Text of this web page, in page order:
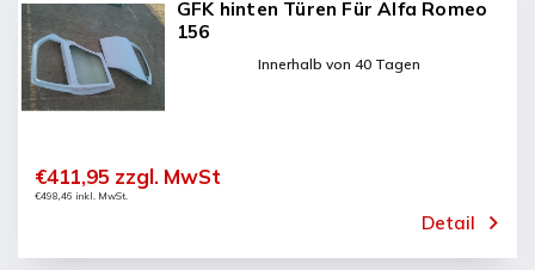
GFK hinten Türen Für Alfa Romeo
156
Innerhalb von 40 Tagen
€498,46 inkl. MwSt.
€411,95 zzgl. MwSt
Detail